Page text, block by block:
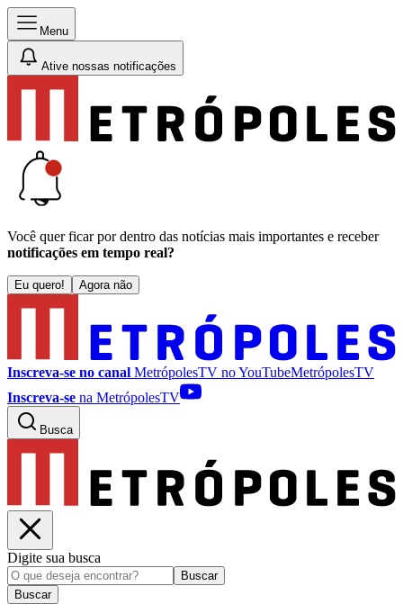
Menu
Ative nossas notificações
Você quer ficar por dentro das notícias mais importantes e receber
notificações em tempo real?
Eu quero! Agora não
Inscreva-se no canal MetrópolesTV noYouTubeMetrópolesTV
Inscreva-se na MetrópolesTV
Busca
Digite sua busca
Buscar
Buscar